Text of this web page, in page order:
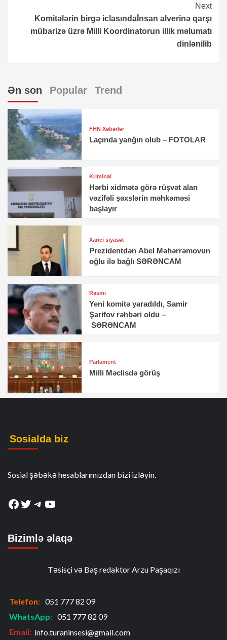
Next
Komitələrin birgə iclasındaİnsan alverinə qarşı
mübarizə üzrə Milli Koordinatorun illik məlumatı
dinlənilib
Ən son Popular Trend
FHN Xəbərlər
Laçında yanğın olub – FOTOLAR
Kriminal
Hərbi xidmətə görə rüşvət alan
vəzifəli şəxslərin məhkəməsi
başlayır
Xarici siyasət
Prezidentdən Abel Məhərrəmovun
oğlu ilə bağlı SƏRƏNCAM
Rəsmi
Yeni komitə yaradıldı, Samir
Şərifov rəhbəri oldu –
SƏRƏNCAM
Parlament
Milli Məclisdə görüş
Sosialda biz
Sosial şəbəkə hesablarımızdan bizi izləyin.
Facebook
Twitter
Telegram
YouTube
Bizimlə əlaqə
Təsisçi və Baş redaktor Arzu Paşaqızı
Telefon: 051 777 82 09
WhatsApp: 051 777 82 09
Email: info.turaninsesi@gmail.com